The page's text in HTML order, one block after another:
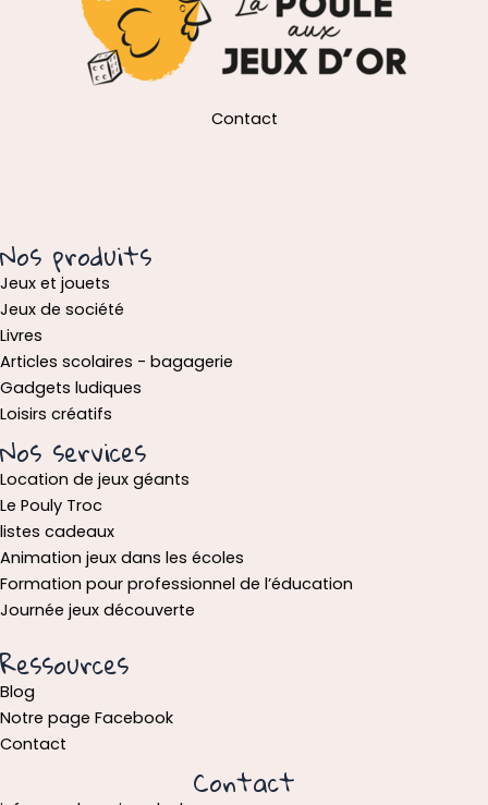
Contact
Nos produits
Jeux et jouets
Jeux de société
Livres
Articles scolaires - bagagerie
Gadgets ludiques
Loisirs créatifs
Nos services
Location de jeux géants
Le Pouly Troc
listes cadeaux
Animation jeux dans les écoles
Formation pour professionnel de l’éducation
Journée jeux découverte
Ressources
Blog
Notre page Facebook
Contact
Contact